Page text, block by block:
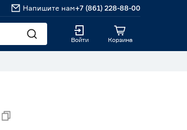
Напишите нам+7 (861) 228-88-00
Войти Корзина